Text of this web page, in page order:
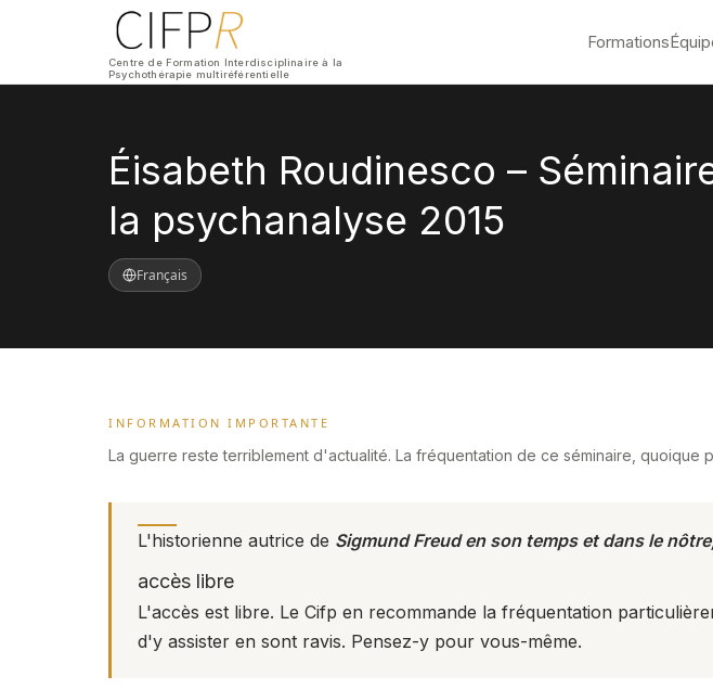
Centre de Formation Interdisciplinaire à la
Psychothérapie multiréférentielle
Formations
Éisabeth Roudinesco –
la psychanalyse 2015
Français
INFORMATION IMPORTANTE
La guerre reste terriblement d'actualité. La fréquentation de ce séminaire, quoique
L'historienne autrice de Sigmund Freud en son temps et dans le
accès libre
L'accès est libre. Le Cifp en recommande la fréquentation
d'y assister en sont ravis. Pensez-y pour vous-même.